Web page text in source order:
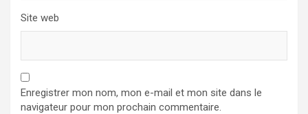
Site web
Enregistrer mon nom, mon e-mail et mon site dans le
navigateur pour mon prochain commentaire.